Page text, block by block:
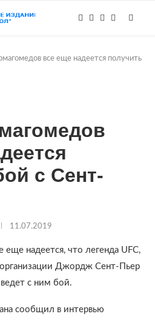
все еще надеется получить
с Сент-
11.07.2019
надеется, что легенда UFC,
Джордж Сент-Пьер
с ним бой.
сообщил в интервью